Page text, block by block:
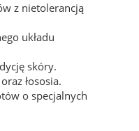
z nietolerancją
układu
skóry.
łososia.
o specjalnych